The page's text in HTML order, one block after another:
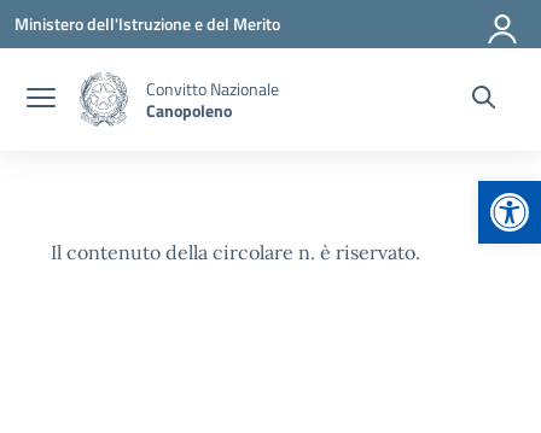
Vai ai contenuti
Vai al menu di navigazione
Vai al footer
Ministero dell'Istruzione e del Merito
Convitto Nazionale
Canopoleno
Il contenuto della circolare n. è riservato.